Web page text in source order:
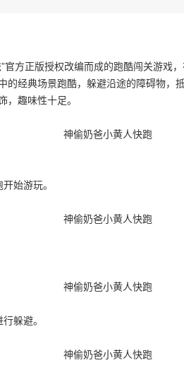
官方正版授权改编而成的跑酷闯关游戏
的经典场景跑酷，躲避沿途的障碍物，
，趣味性十足。
始游玩。
躲避。